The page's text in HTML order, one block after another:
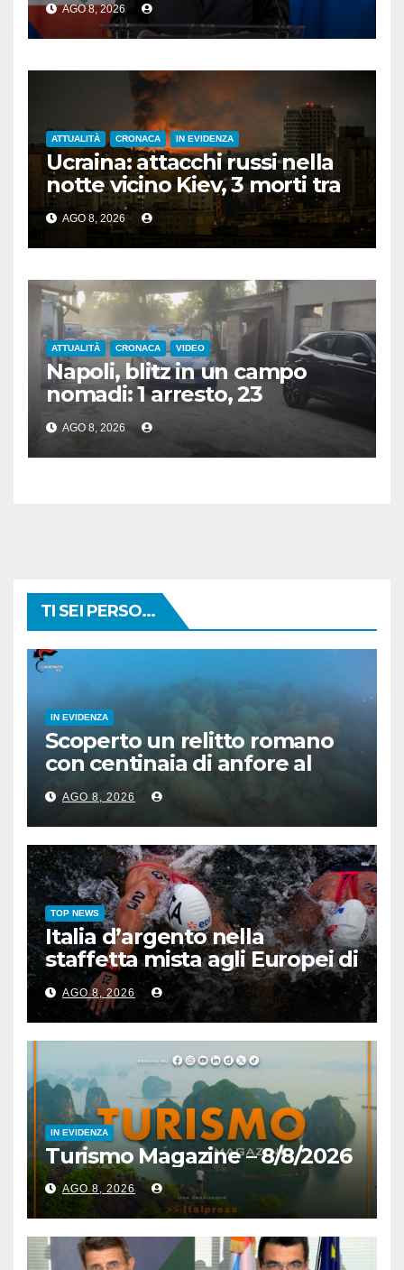
persone”
AGO 8, 2026
ATTUALITÀ CRONACA IN EVIDENZA
Ucraina: attacchi russi nella
notte vicino Kiev, 3 morti tra
cui 1 bambino
AGO 8, 2026
ATTUALITÀ CRONACA VIDEO
Napoli, blitz in un campo
nomadi: 1 arresto, 23
denunce e sequestro di armi
e rame
AGO 8, 2026
TI SEI PERSO...
IN EVIDENZA
Scoperto un relitto romano
con centinaia di anfore al
largo di Mazara del Vallo
AGO 8, 2026
TOP NEWS
Italia d’argento nella
staffetta mista agli Europei di
nuoto di fondo
AGO 8, 2026
IN EVIDENZA
Turismo Magazine – 8/8/2026
AGO 8, 2026